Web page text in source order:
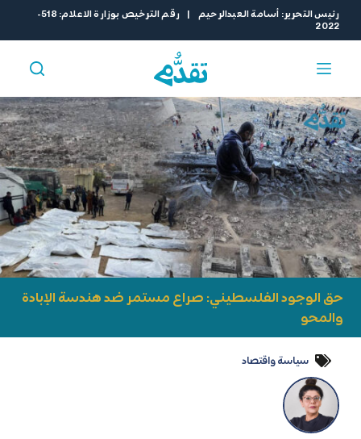
ل
و
ز
إ
ل
ى
ا
ل
م
ح
ت
رئيس التحرير: أسامة العبدالرحيم | رقم الترخيص بوزارة الاعلام: 518-
2022
حق الوجود الفلسطيني: صراع مستمر ضد هندسة الإبادة
والمحو
سياسة واقتصاد